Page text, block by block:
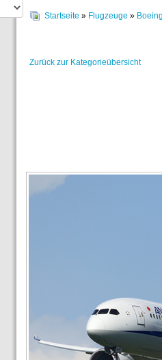
Startseite » Flugzeuge »
Zurück zur Kategorieübersicht